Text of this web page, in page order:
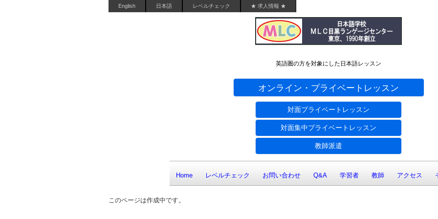
English 日本語 レベルチェック ★ 求人情報 ★
英語圏の方を対象にした日本語レッスン
オンライン・プライベートレッスン
対面プライベートレッスン
対面集中プライベートレッスン
教師派遣
Home レベルチェック お問い合わせ Q&A 学習者 教師 アクセス
このページは作成中です。